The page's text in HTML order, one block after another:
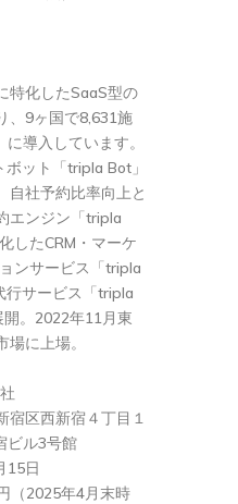
特化したSaaS型の
、9ヶ国で8,631施
導入しています。
ット「tripla Bot」
自社予約比率向上と
エンジン「tripla
したCRM・マーケ
ンサービス「tripla
行サービス「tripla
。2022年11月東
に上場。
宿区西新宿４丁目１
ビル3号館
15日
（2025年4月末時